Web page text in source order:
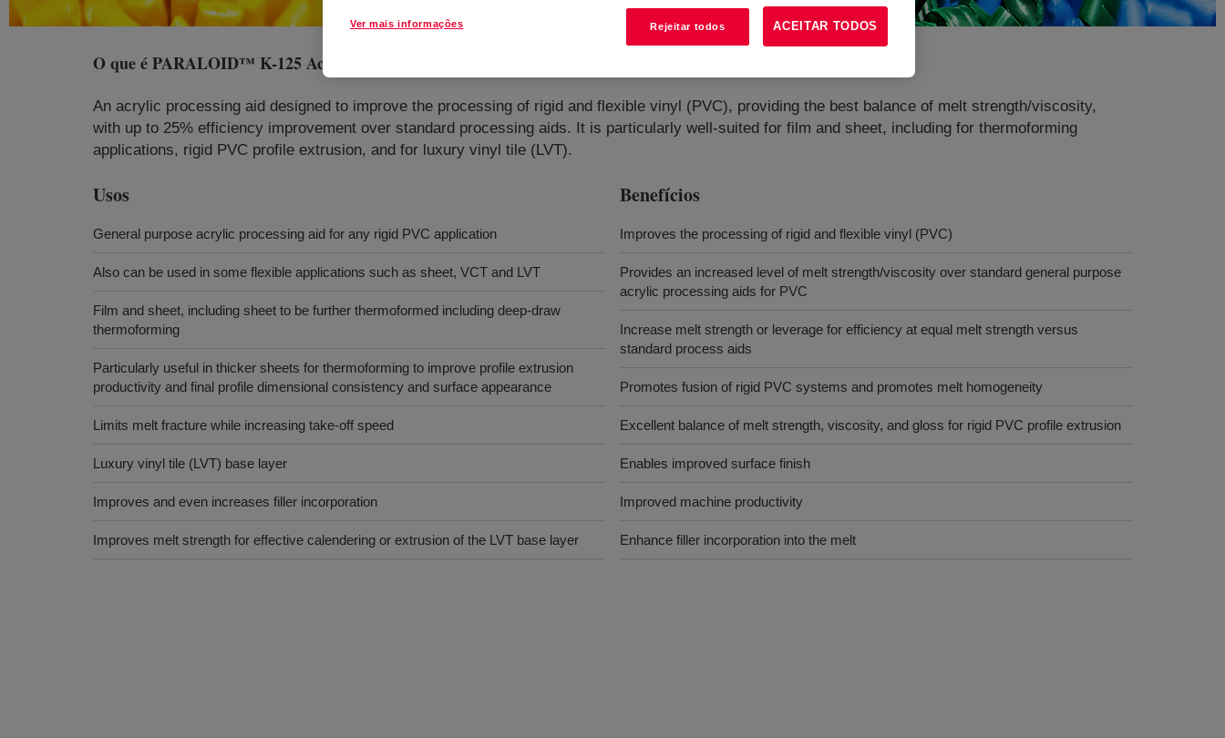
O que éPARALOID™ K-125 Acrylic Processing Aid
An acrylic processing aid designed to improve the processing of rigid and flexible vinyl (PVC), providing the best balance of melt strength/viscosity,
with up to 25% efficiency improvement over standard processing aids. It is particularly well-suited for film and sheet, including for thermoforming
applications, rigid PVC profile extrusion, and for luxury vinyl tile (LVT).
Usos
General purpose acrylic processing aid for any rigid PVC application
Also can be used in some flexible applications such as sheet, VCT and LVT
Film and sheet, including sheet to be further thermoformed including deep-draw
thermoforming
Particularly useful in thicker sheets for thermoforming to improve profile extrusion
productivity and final profile dimensional consistency and surface appearance
Limits melt fracture while increasing take-off speed
Luxury vinyl tile (LVT) base layer
Improves and even increases filler incorporation
Improves melt strength for effective calendering or extrusion of the LVT base layer
Benefícios
Improves the processing of rigid and flexible vinyl (PVC)
Provides an increased level of melt strength/viscosity over standard general purpose
acrylic processing aids for PVC
Increase melt strength or leverage for efficiency at equal melt strength versus
standard process aids
Promotes fusion of rigid PVC systems and promotes melt homogeneity
Excellent balance of melt strength, viscosity, and gloss for rigid PVC profile extrusion
Enables improved surface finish
Improved machine productivity
Enhance filler incorporation into the melt
Ver mais informações Rejeitar todos ACEITAR TODOS